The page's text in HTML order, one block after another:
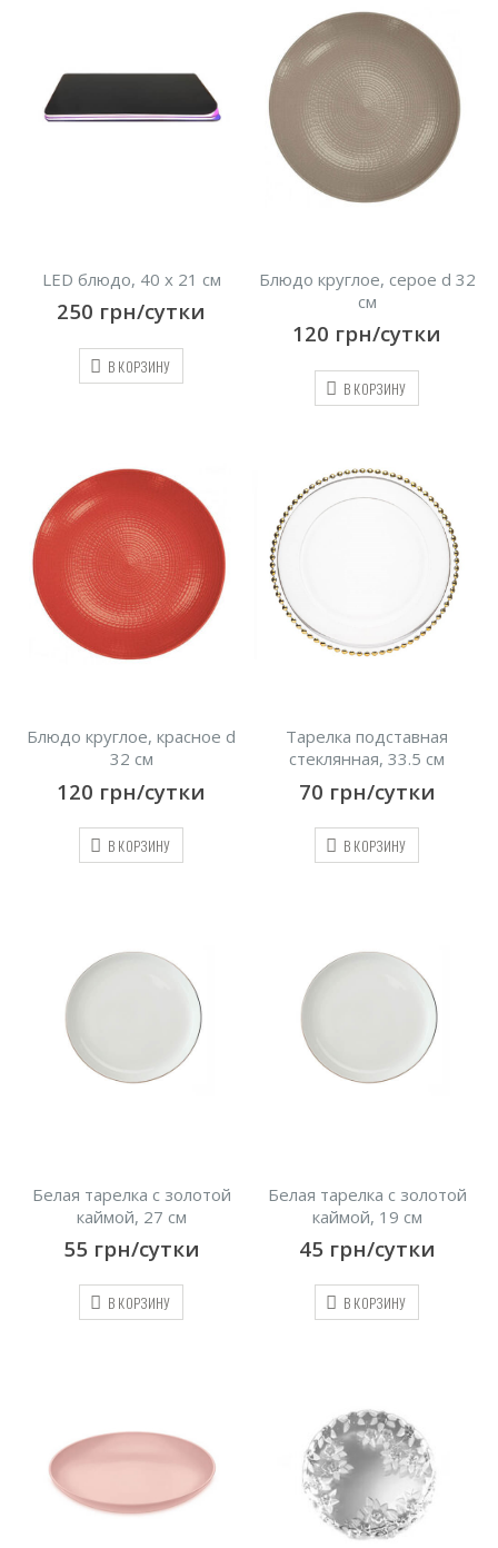
LED блюдо, 40 х 21 см
250 грн/сутки
В КОРЗИНУ
Блюдо круглое, серое d 32
см
120 грн/сутки
В КОРЗИНУ
Блюдо круглое, красное d
32 см
120 грн/сутки
В КОРЗИНУ
Тарелка подставная
стеклянная, 33.5 см
70 грн/сутки
В КОРЗИНУ
Белая тарелка с золотой
каймой, 27 см
55 грн/сутки
В КОРЗИНУ
Белая тарелка с золотой
каймой, 19 см
45 грн/сутки
В КОРЗИНУ